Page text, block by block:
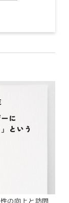
の向上と訪問